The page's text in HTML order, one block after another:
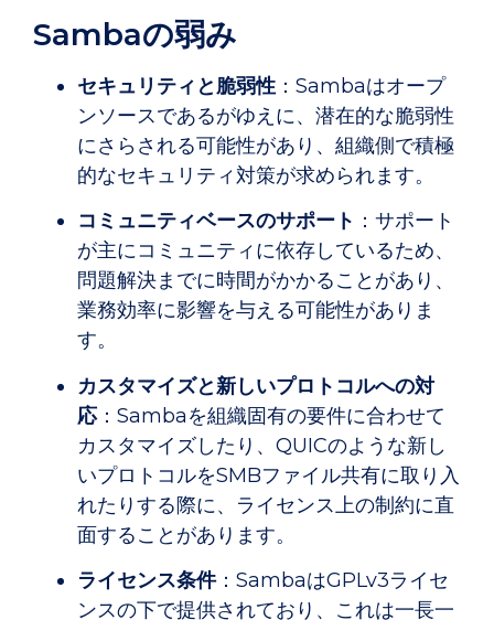
Sambaの弱み
セキュリティと脆弱性 ：Sambaはオープ
ンソースであるがゆえに、潜在的な脆弱性
にさらされる可能性があり、組織側で積極
的なセキュリティ対策が求められます。
コミュニティベースのサポート ：サポート
が主にコミュニティに依存しているため、
問題解決までに時間がかかることがあり、
業務効率に影響を与える可能性がありま
す。
カスタマイズと新しいプロトコルへの対
応：Sambaを組織固有の要件に合わせて
カスタマイズしたり、QUICのような新し
いプロトコルをSMBファイル共有に取り入
れたりする際に、ライセンス上の制約に直
面することがあります。
ライセンス条件：SambaはGPLv3ライセ
ンスの下で提供されており、これは一長一